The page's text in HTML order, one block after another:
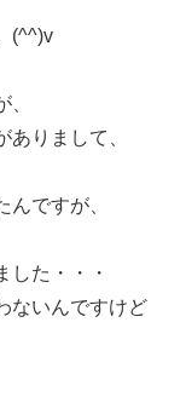
(^^)v
りまして、
ですが、
した・・・
ないんですけど